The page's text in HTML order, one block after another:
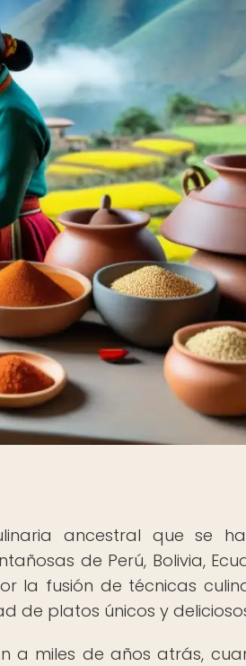
ancestral que se
de Perú, Bolivia,
la fusión de técnicas
de platos únicos y
a miles de años atrás,